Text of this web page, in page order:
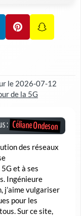
le 2026-07-12
de la 5G
: Céliane Ondeson
des réseaux
et à ses
Ingénieure
j’aime vulgariser
pour les
Sur ce site,